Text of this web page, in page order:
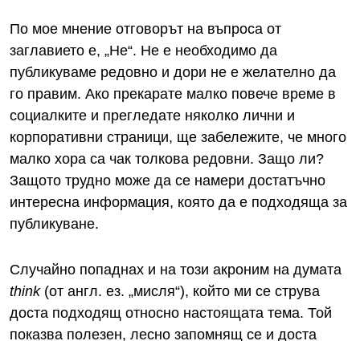
По мое мнение отговорът на въпроса от
заглавието е, „Не“. Не е необходимо да
публикуваме редовно и дори не е желателно да
го правим. Ако прекарате малко повече време в
социалките и прегледате няколко лични и
корпоративни страници, ще забележите, че много
малко хора са чак толкова редовни. Защо ли?
Защото трудно може да се намери достатъчно
интересна информация, която да е подходяща за
публикуване.
Случайно попаднах и на този акроним на думата
think (от англ. ез. „мисля“), който ми се струва
доста подходящ относно настоящата тема. Той
показва полезен, лесно запомнящ се и доста